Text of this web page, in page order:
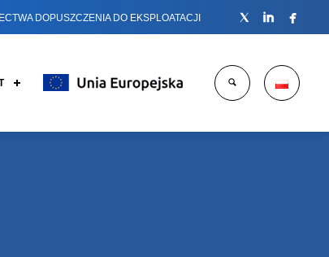
DOPUSZCZENIA DO EKSPLOATACJI   